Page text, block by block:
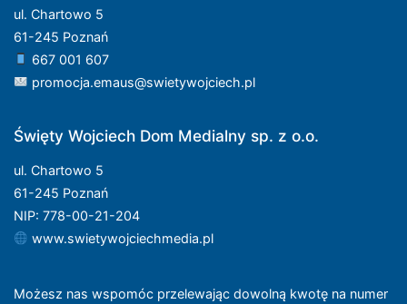
ul. Chartowo 5
61-245 Poznań
667 001 607
promocja.emaus@swietywojciech.pl
Święty Wojciech Dom Medialny sp. z o.o.
ul. Chartowo 5
61-245 Poznań
NIP: 778-00-21-204
www.swietywojciechmedia.pl
Możesz nas wspomóc przelewając dowolną kwotę na numer